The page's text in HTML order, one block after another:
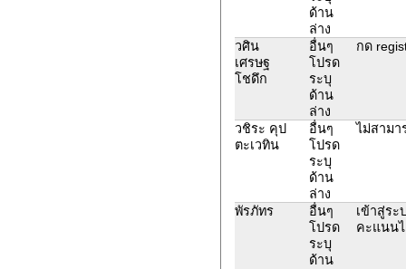
ด้าน
ล่าง
วศิน
เศรษฐ
โชดึก
อื่นๆ
โปรด
ระบุ
ด้าน
ล่าง
กด
วชิระ คุป
ตะเวทิน
อื่นๆ
โปรด
ระบุ
ด้าน
ล่าง
ไม่สาม
พัรภัทร
อื่นๆ
โปรด
ระบุ
ด้าน
เข้าสู่ระ
คะแนน